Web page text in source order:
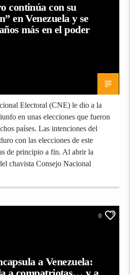
continúa con su
en Venezuela y se
más en el poder
Electoral (CNE) le dio a la
en unas elecciones que fueron
países. Las intenciones del
con las elecciones de este
de principio a fin. Al abrir la
chavista Consejo Nacional
0
a Venezuela: